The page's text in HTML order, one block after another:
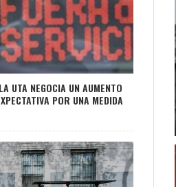
UTA NEGOCIA UN AUMENTO
POR UNA MEDIDA